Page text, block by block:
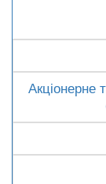
Акціонерне